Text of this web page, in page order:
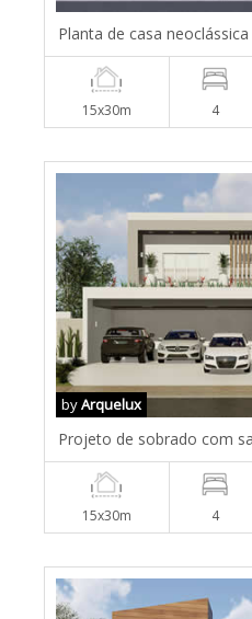
Planta de casa
15x30m 4
byArquelux
Projeto de sobrado com
15x30m 4